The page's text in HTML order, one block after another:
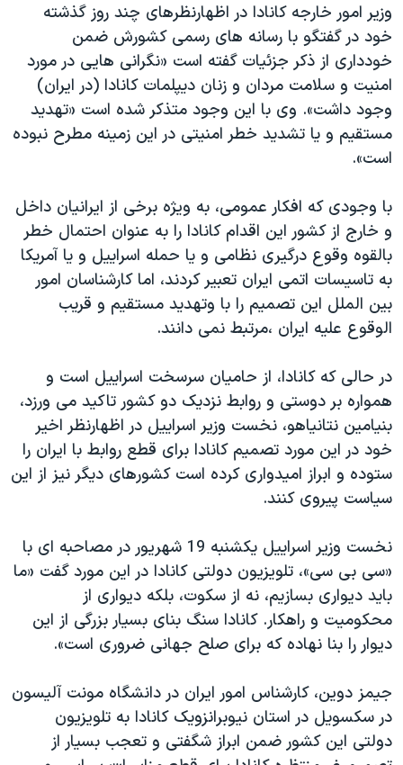
وزیر امور خارجه کانادا در اظهارنظرهای چند روز گذشته
خود در گفتگو با رسانه های رسمی کشورش ضمن
خودداری از ذکر جزئیات گفته است «نگرانی هایی در مورد
امنیت و سلامت مردان و زنان دیپلمات کانادا (در ایران)
وجود داشت». وی با این وجود متذکر شده است «تهدید
مستقیم و یا تشدید خطر امنیتی در این زمینه مطرح نبوده
است».
با وجودی که افکار عمومی، به ویژه برخی از ایرانیان داخل
و خارج از کشور این اقدام کانادا را به عنوان احتمال خطر
بالقوه وقوع درگیری نظامی و یا حمله اسراییل و یا آمریکا
به تاسیسات اتمی ایران تعبیر کردند، اما کارشناسان امور
بین الملل این تصمیم را با وتهدید مستقیم و قریب
الوقوع علیه ایران ،مرتبط نمی دانند.
در حالی که کانادا، از حامیان سرسخت اسراییل است و
همواره بر دوستی و روابط نزدیک دو کشور تاکید می ورزد،
بنیامین نتانیاهو، نخست وزیر اسراییل در اظهارنظر اخیر
خود در این مورد تصمیم کانادا برای قطع روابط با ایران را
ستوده و ابراز امیدواری کرده است کشورهای دیگر نیز از این
سیاست پیروی کنند.
نخست وزیر اسراییل یکشنبه 19 شهریور در مصاحبه ای با
«سی بی سی»، تلویزیون دولتی کانادا در این مورد گفت «ما
باید دیواری بسازیم، نه از سکوت، بلکه دیواری از
محکومیت و راهکار. کانادا سنگ بنای بسیار بزرگی از این
دیوار را بنا نهاده که برای صلح جهانی ضروری است».
جیمز دوین، کارشناس امور ایران در دانشگاه مونت آلیسون
در سکسویل در استان نیوبرانزویک کانادا به تلویزیون
دولتی این کشور ضمن ابراز شگفتی و تعجب بسیار از